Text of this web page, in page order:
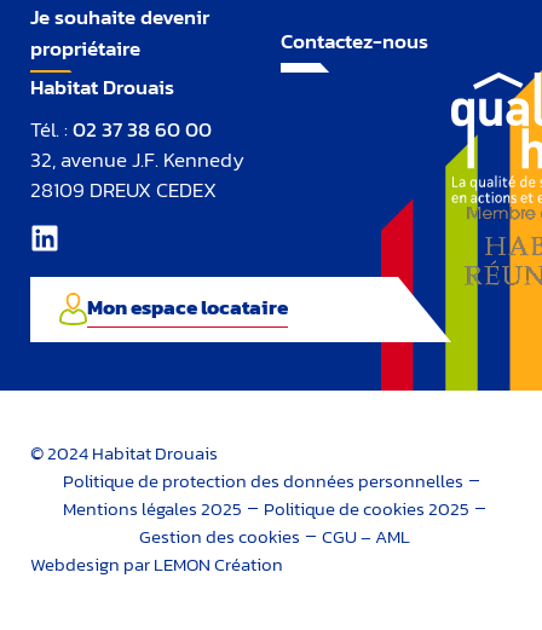
Je souhaite devenir
propriétaire
Contactez-nous
Habitat Drouais
Tél. :02 37 38 60 00
32, avenue J.F. Kennedy
28109 DREUX CEDEX
Mon espace locataire
© 2024 Habitat Drouais
Politique de protection des données personnelles
Mentions légales 2025
Politique de cookies 2025
Gestion des cookies
CGU – AML
Webdesign par LEMON Création